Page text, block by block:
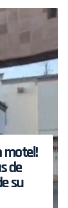
motel!
de
su